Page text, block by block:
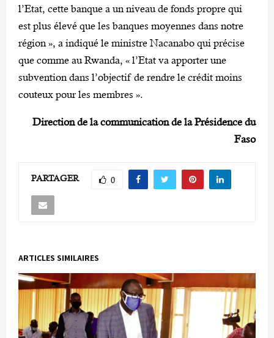
l’Etat, cette banque a un niveau de fonds propre qui
est plus élevé que les banques moyennes dans notre
région », a indiqué le ministre Nacanabo qui précise
que comme au Rwanda, « l’Etat va apporter une
subvention dans l’objectif de rendre le crédit moins
couteux pour les membres ».
Direction de la communication de la Présidence du
Faso
PARTAGER 0
ARTICLES SIMILAIRES